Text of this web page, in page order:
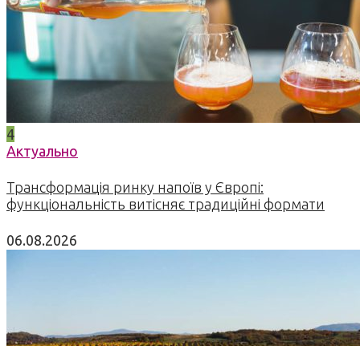
4
Актуально
Трансформація ринку напоїв у Європі:
функціональність витісняє традиційні формати
06.08.2026